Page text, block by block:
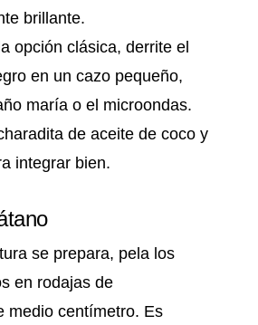
brillante.
opción clásica, derrite el
en un cazo pequeño,
maría o el microondas.
de aceite de coco y
integrar bien.
se prepara, pela los
en rodajas de
medio centímetro. Es